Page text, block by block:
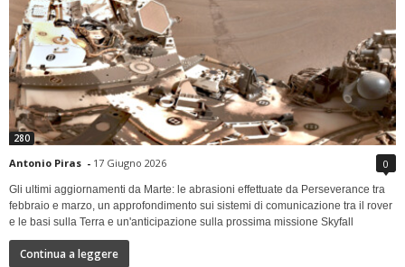
280
Antonio Piras - 17 Giugno 2026 0
Gli ultimi aggiornamenti da Marte: le abrasioni effettuate da Perseverance tra
febbraio e marzo, un approfondimento sui sistemi di comunicazione tra il rover
e le basi sulla Terra e un'anticipazione sulla prossima missione Skyfall
Continua a leggere